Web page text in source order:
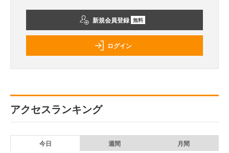
新規会員登録 無料
ログイン
アクセスランキング
今日 週間 月間